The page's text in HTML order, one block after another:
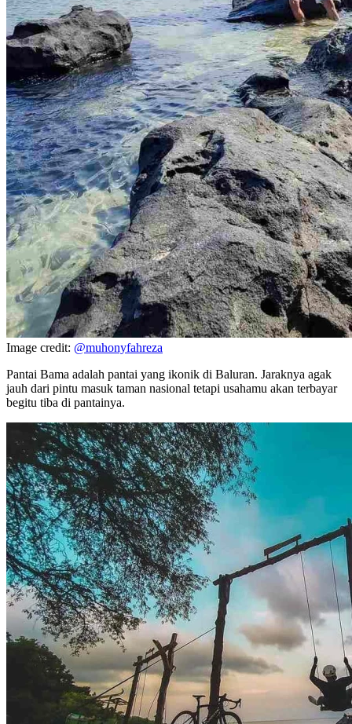
Image credit: @muhonyfahreza
Pantai Bama adalah pantai yang ikonik di Baluran. Jaraknya agak
jauh dari pintu masuk taman nasional tetapi usahamu akan terbayar
begitu tiba di pantainya.